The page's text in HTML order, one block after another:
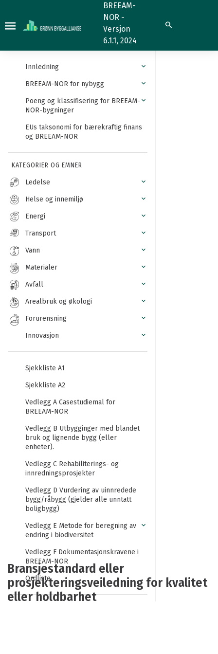
eller
prosjekteringsveiledning
for
kvalitet
holdbarhet
BREEAM-
NOR -
Versjon
6.1.1, 2024
Søk
Innledning
BREEAM-NOR for nybygg
Poeng og klassifisering for BREEAM-
NOR-bygninger
EUs taksonomi for bærekraftig finans
og BREEAM-NOR
KATEGORIER OG EMNER
Ledelse
Helse og innemiljø
Energi
Transport
Vann
Materialer
Avfall
Arealbruk og økologi
Forurensning
Innovasjon
Sjekkliste A1
Sjekkliste A2
Vedlegg A Casestudiemal for
BREEAM-NOR
Vedlegg B Utbygginger med blandet
bruk og lignende bygg (eller
enheter).
Vedlegg C Rehabiliterings- og
innredningsprosjekter
Vedlegg D Vurdering av uinnredede
bygg/råbygg (gjelder alle unntatt
boligbygg)
Vedlegg E Metode for beregning av
endring i biodiversitet
Vedlegg F Dokumentasjonskravene i
BREEAM-NOR
Ordliste
Bransjestandard eller
prosjekteringsveiledning for kvalitet
eller holdbarhet